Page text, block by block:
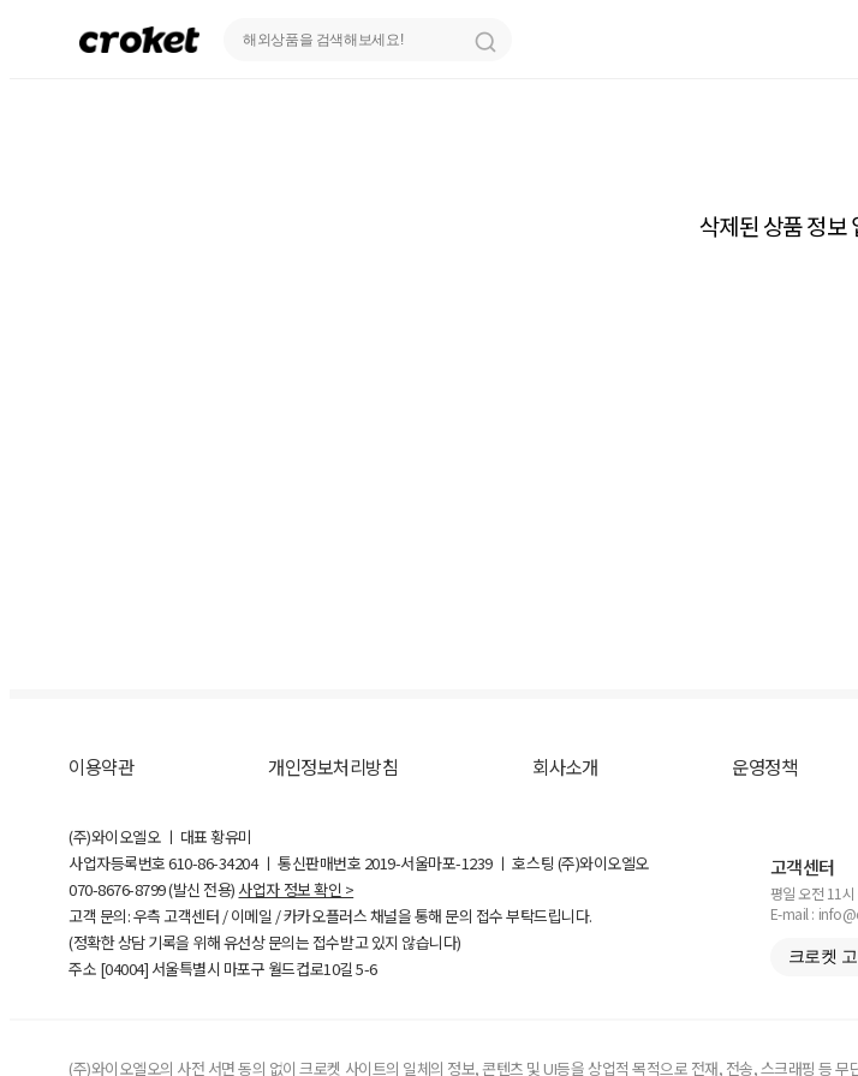
삭제된 상품 정보
이용약관 개인정보처리방침 회사소개 운영정책
(주)와이오엘오 ㅣ 대표 황유미
사업자등록번호610-86-34204ㅣ 통신판매번호 2019-서울마포-1239 ㅣ 호스팅 (주)와이오엘오
070-8676-8799 (발신 전용) 사업자 정보 확인 >
고객 문의: 우측 고객센터 / 이메일 / 카카오플러스 채널을 통해 문의 접수 부탁드립니다.
(정확한 상담 기록을 위해 유선상 문의는 접수받고 있지 않습니다)
주소 [04004] 서울특별시 마포구 월드컵로10길5-6
고객센터
평일 오전 11
E-mail :
크로켓
(주)와이오엘오의 사전 서면 동의 없이 크로켓 사이트의 일체의 정보, 콘텐츠 및 UI등을 상업적 목적으로 전재, 전송, 스크래핑 등 무